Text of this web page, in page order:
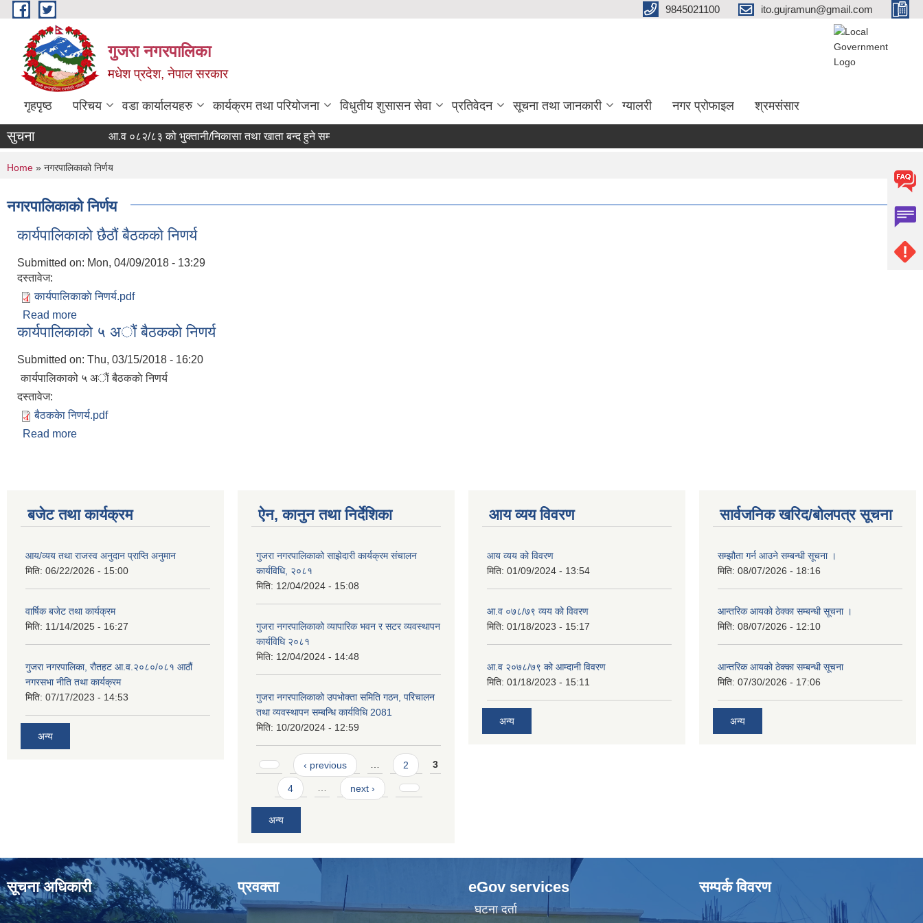
Skip to main content 9845021100 ito.gujramun@gmail.com
गुजरा नगरपालिका
मधेश प्रदेश, नेपाल सरकार
गृहपृष्ठ परिचय वडा कार्यालयहरु कार्यक्रम तथा परियोजना विधुतीय शुसासन सेवा प्रतिवेदन सूचना तथा जानकारी ग्यालरी नगर प्रोफाइल श्रमसंसार
सुचना आ.व ०८२/८३ को भु्क्तानी/निकासा तथा खाता बन्द हुने सम्बन्धमा ।
You are here
Home » नगरपालिकाको निर्णय
नगरपालिकाको निर्णय
कार्यपालिकाको छैठाैं बैठककाे निणर्य
Submitted on: Mon, 04/09/2018 - 13:29
दस्तावेज:
कार्यपालिकाकाे निणर्य.pdf
Read more
कार्यपालिकाको ५ अाैं बैठककाे निणर्य
Submitted on: Thu, 03/15/2018 - 16:20
कार्यपालिकाको ५ अाैं बैठककाे निणर्य
दस्तावेज:
बैठककेा निणर्य.pdf
Read more
बजेट तथा कार्यक्रम
आय/व्यय तथा राजस्व अनुदान प्राप्ति अनुमान
मिति: 06/22/2026 - 15:00
वार्षिक बजेट तथा कार्यक्रम
मिति: 11/14/2025 - 16:27
गुजरा नगरपालिका, रौतहट आ.व.२०८०/०८१ आठौं
नगरसभा नीति तथा कार्यक्रम
मिति: 07/17/2023 - 14:53
अन्य
ऐन, कानुन तथा निर्देशिका
गुजरा नगरपालिकाको साझेदारी कार्यक्रम संचालन
कार्यविधि, २०८१
मिति: 12/04/2024 - 15:08
गुजरा नगरपालिकाको व्यापारिक भवन र सटर व्यवस्थापन
कार्यविधि २०८१
मिति: 12/04/2024 - 14:48
गुजरा नगरपालिकाको उपभोक्ता समिति गठन, परिचालन
तथा व्यवस्थापन सम्बन्धि कार्यविधि 2081
मिति: 10/20/2024 - 12:59
Pages‹ previous … 2 3
4 … next ›
अन्य
आय व्यय विवरण
आय व्यय को विवरण
मिति: 01/09/2024 - 13:54
आ.व ०७८/७९ व्यय को विवरण
मिति: 01/18/2023 - 15:17
आ.व २०७८/७९ को आम्दानी विवरण
मिति: 01/18/2023 - 15:11
अन्य
सार्वजनिक खरिद/बोलपत्र सूचना
सम्झौता गर्न आउने सम्बन्धी सूचना ।
मिति: 08/07/2026 - 18:16
आन्तरिक आयको ठेक्का सम्बन्धी सूचना ।
मिति: 08/07/2026 - 12:10
आन्तरिक आयको ठेक्का सम्बन्धी सूचना
मिति: 07/30/2026 - 17:06
अन्य
सूचना अधिकारी प्रवक्ता eGov services
घटना दर्ता
सम्पर्क विवरण